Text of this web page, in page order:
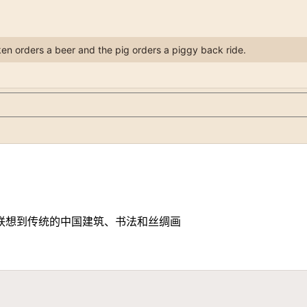
orders a beer and the pig orders a piggy back ride.
到传统的中国建筑、书法和丝绸画